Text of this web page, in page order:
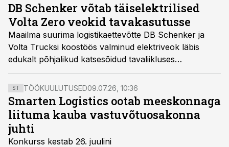
DB Schenker võtab täiselektrilised
Volta Zero veokid tavakasutusse
Maailma suurima logistikaettevõtte DB Schenker ja
Volta Trucksi koostöös valminud elektriveok läbis
edukalt põhjalikud katsesõidud tavaliikluses
Prantsusmaa pealinna Pariisi tänavatel ning juba
järgmisel aastal hakkavad esimesed sellised
kaubaautod igapäevaselt saadetisi transportima.
ST TÖÖKUULUTUSED09.07.26, 10:36
Smarten Logistics ootab meeskonnaga
liituma kauba vastuvõtuosakonna
juhti
Konkurss kestab 26. juulini